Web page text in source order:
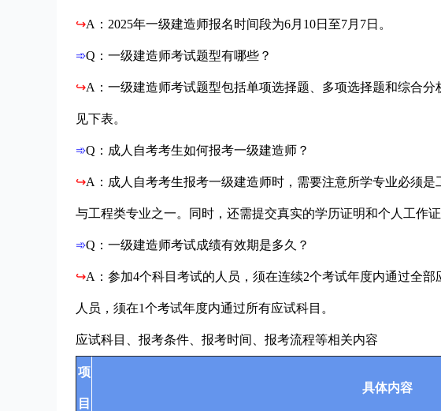
↪A：2025年一级建造师报名时间段为6月10日至7月7日。
➾Q：一级建造师考试题型有哪些？
↪A：一级建造师考试题型包括单项选择题、多项选择题和综合
见下表。
➾Q：成人自考考生如何报考一级建造师？
↪A：成人自考考生报考一级建造师时，需要注意所学专业必须
与工程类专业之一。同时，还需提交真实的学历证明和个人工作证
➾Q：一级建造师考试成绩有效期是多久？
↪A：参加4个科目考试的人员，须在连续2个考试年度内通过全
人员，须在1个考试年度内通过所有应试科目。
应试科目、报考条件、报考时间、报考流程等相关内容
项
目
具体内容